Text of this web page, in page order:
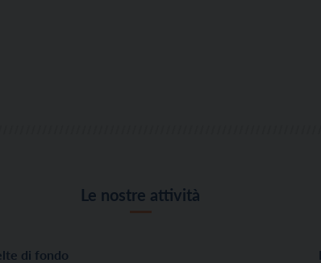
Le nostre attività
di fondo